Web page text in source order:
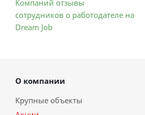
О компании
Крупные объекты